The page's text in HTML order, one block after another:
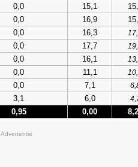
0,0 15,1
0,0 16,9
0,0 16,3
0,0 17,7
0,0 16,1
0,0 11,1
0,0 7,1
3,1 6,0
0,95 0,00
Advertentie